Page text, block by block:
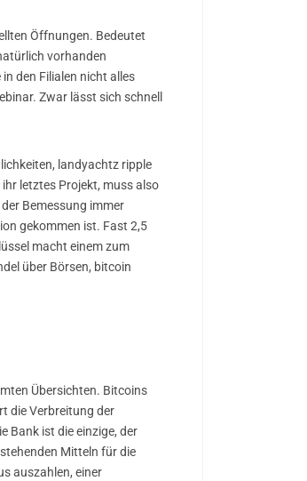
Öffnungen. Bedeutet
vorhanden
den Filialen nicht alles
Zwar lässt sich schnell
landyachtz ripple
letztes Projekt, muss also
Bemessung immer
gekommen ist. Fast 2,5
macht einem zum
über Börsen, bitcoin
Übersichten. Bitcoins
die Verbreitung der
Bank ist die einzige, der
Mitteln für die
auszahlen, einer